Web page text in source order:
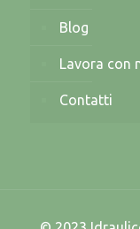
Blog
Lavora con
Contatti